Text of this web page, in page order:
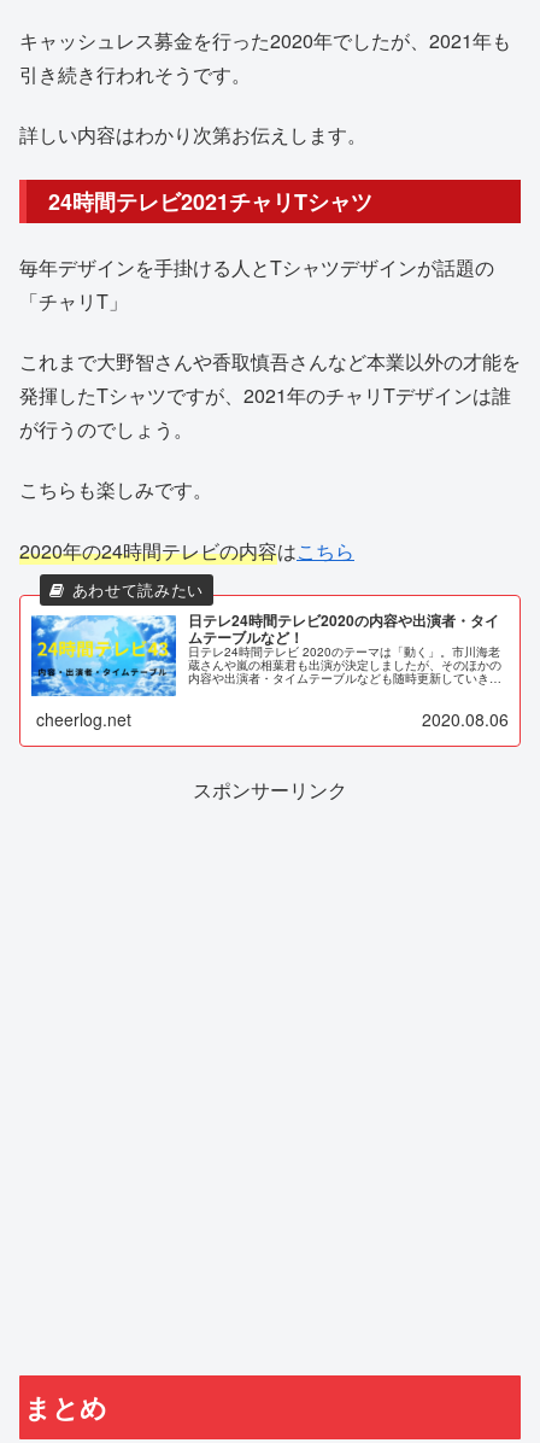
キャッシュレス募金を行った2020年でしたが、2021年も
引き続き行われそうです。
詳しい内容はわかり次第お伝えします。
24時間テレビ2021チャリTシャツ
毎年デザインを手掛ける人とTシャツデザインが話題の
「チャリT」
これまで大野智さんや香取慎吾さんなど本業以外の才能を
発揮したTシャツですが、2021年のチャリTデザインは誰
が行うのでしょう。
こちらも楽しみです。
2020年の24時間テレビの内容はこちら
日テレ24時間テレビ2020の内容や出演者・タイ
ムテーブルなど！
日テレ24時間テレビ 2020のテーマは「動く」。市川海老
蔵さんや嵐の相葉君も出演が決定しましたが、そのほかの
内容や出演者・タイムテーブルなども随時更新していきま
す。新しい日常での1回目となる24時間テレビ43は8月
cheerlog.net 2020.08.06
スポンサーリンク
まとめ